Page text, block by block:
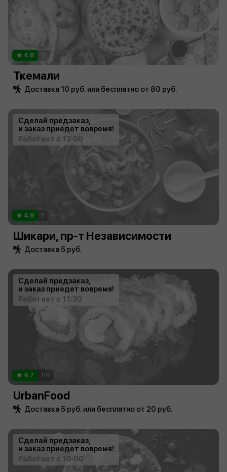
4.6 11
Ткемали
Доставка 10 руб. или бесплатно от 80 руб.
Сделай предзаказ,
и заказ приедет вовремя!
Работает с 12:00
4.9 5
Шикари, пр-т Независимости
Доставка 5 руб.
Сделай предзаказ,
и заказ приедет вовремя!
Работает с 11:30
4.7 118
UrbanFood
Доставка 5 руб. или бесплатно от 20 руб.
Сделай предзаказ,
и заказ приедет вовремя!
Работает с 10:00